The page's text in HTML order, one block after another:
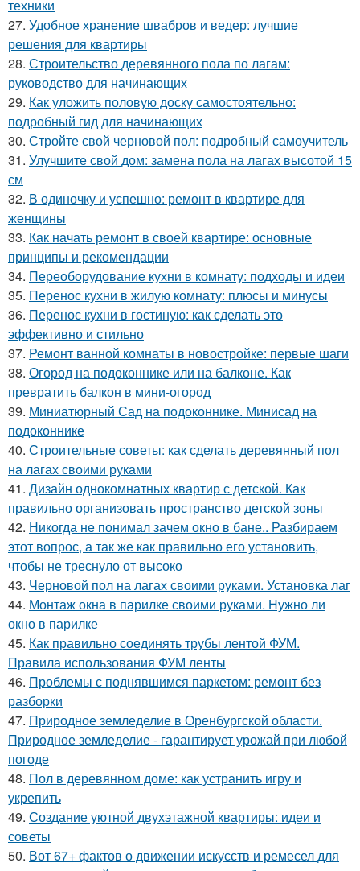
техники
27. Удобное хранение швабров и ведер: лучшие
решения для квартиры
28. Строительство деревянного пола по лагам:
руководство для начинающих
29. Как уложить половую доску самостоятельно:
подробный гид для начинающих
30. Стройте свой черновой пол: подробный самоучитель
31. Улучшите свой дом: замена пола на лагах высотой 15
см
32. В одиночку и успешно: ремонт в квартире для
женщины
33. Как начать ремонт в своей квартире: основные
принципы и рекомендации
34. Переоборудование кухни в комнату: подходы и идеи
35. Перенос кухни в жилую комнату: плюсы и минусы
36. Перенос кухни в гостиную: как сделать это
эффективно и стильно
37. Ремонт ванной комнаты в новостройке: первые шаги
38. Огород на подоконнике или на балконе. Как
превратить балкон в мини-огород
39. Миниатюрный Сад на подоконнике. Минисад на
подоконнике
40. Строительные советы: как сделать деревянный пол
на лагах своими руками
41. Дизайн однокомнатных квартир с детской. Как
правильно организовать пространство детской зоны
42. Никогда не понимал зачем окно в бане.. Разбираем
этот вопрос, а так же как правильно его установить,
чтобы не треснуло от высоко
43. Черновой пол на лагах своими руками. Установка лаг
44. Монтаж окна в парилке своими руками. Нужно ли
окно в парилке
45. Как правильно соединять трубы лентой ФУМ.
Правила использования ФУМ ленты
46. Проблемы с поднявшимся паркетом: ремонт без
разборки
47. Природное земледелие в Оренбургской области.
Природное земледелие - гарантирует урожай при любой
погоде
48. Пол в деревянном доме: как устранить игру и
укрепить
49. Создание уютной двухэтажной квартиры: идеи и
советы
50. Вот 67+ фактов о движении искусств и ремесел для